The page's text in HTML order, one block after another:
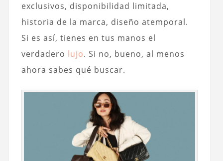
exclusivos, disponibilidad limitada,
historia de la marca, diseño atemporal.
Si es así, tienes en tus manos el
verdadero lujo. Si no, bueno, al menos
ahora sabes qué buscar.